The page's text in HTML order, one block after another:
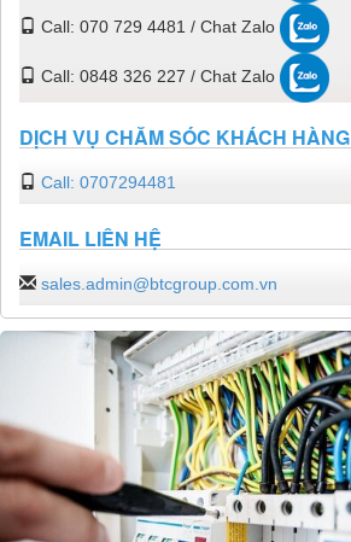
Call: 070 729 4481 / Chat Zalo
Call: 0848 326 227 / Chat Zalo
DỊCH VỤ CHĂM SÓC KHÁCH HÀNG
Call: 0707294481
EMAIL LIÊN HỆ
sales.admin@btcgroup.com.vn